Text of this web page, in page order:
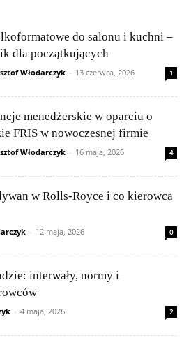
do salonu i kuchni –
dla początkujących
Włodarczyk - 13 czerwca, 2026 1
menedżerskie w oparciu o
FRIS w nowoczesnej firmie
Włodarczyk - 16 maja, 2026 4
w Rolls-Royce i co kierowca
- 12 maja, 2026 0
interwały, normy i
- 4 maja, 2026 2